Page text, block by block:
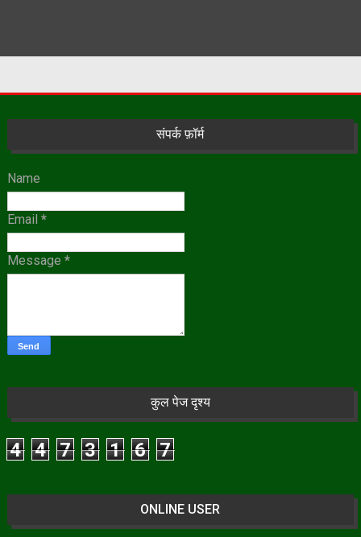
संपर्क फ़ॉर्म
Name
Email *
Message *
कुल पेज दृश्य
4 4 7 3 1 6 7
ONLINE USER